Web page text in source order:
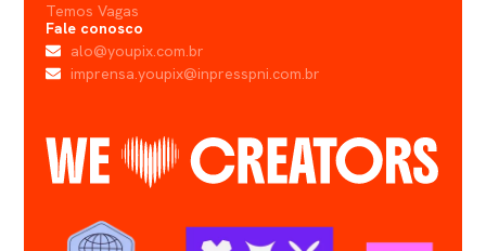
Temos Vagas
Fale conosco
alo@youpix.com.br
imprensa.youpix@inpresspni.com.br